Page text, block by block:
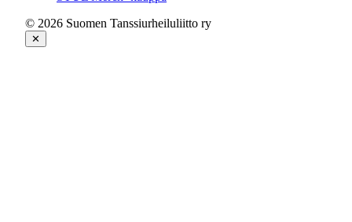
© 2026 Suomen Tanssiurheiluliitto ry
✕